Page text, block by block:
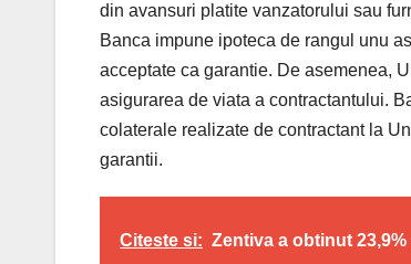
din avansuri platite vanzatorului sau
Banca impune ipoteca de rangul unu
acceptate ca garantie. De asemenea,
asigurarea de viata a contractantului.
colaterale realizate de contractant la
garantii.
Citeste si: Zentiva a obtinut